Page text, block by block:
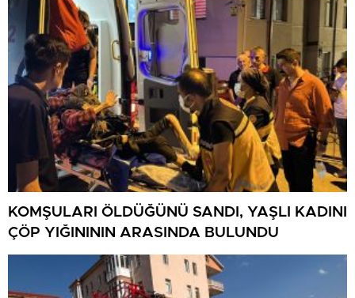
KOMŞULARI ÖLDÜĞÜNÜ SANDI, YAŞLI KADINI
ÇÖP YIĞINININ ARASINDA BULUNDU